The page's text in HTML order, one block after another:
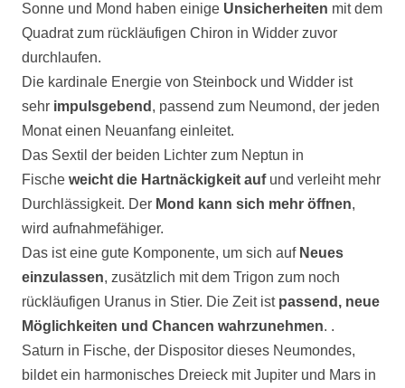
Sonne und Mond haben einige Unsicherheiten mit dem
Quadrat zum rückläufigen Chiron in Widder zuvor
durchlaufen.
Die kardinale Energie von Steinbock und Widder ist
sehr impulsgebend , passend zum Neumond, der jeden
Monat einen Neuanfang einleitet.
Das Sextil der beiden Lichter zum Neptun in
Fische weicht die Hartnäckigkeit auf und verleiht mehr
Durchlässigkeit. Der Mond kann sich mehr öffnen,
wird aufnahmefähiger.
Das ist eine gute Komponente, um sich auf Neues
einzulassen, zusätzlich mit dem Trigon zum noch
rückläufigen Uranus in Stier. Die Zeit ist passend, neue
Möglichkeiten und Chancen wahrzunehmen. .
Saturn in Fische, der Dispositor dieses Neumondes,
bildet ein harmonisches Dreieck mit Jupiter und Mars in